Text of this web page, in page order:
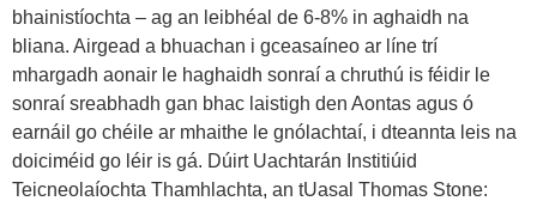
bhainistíochta – ag an leibhéal de 6-8% in aghaidh na
bliana. Airgead a bhuachan i gceasaíneo ar líne trí
mhargadh aonair le haghaidh sonraí a chruthú is féidir le
sonraí sreabhadh gan bhac laistigh den Aontas agus ó
earnáil go chéile ar mhaithe le gnólachtaí, i dteannta leis na
doiciméid go léir is gá. Dúirt Uachtarán Institiúid
Teicneolaíochta Thamhlachta, an tUasal Thomas Stone: